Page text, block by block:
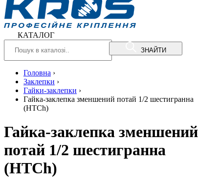
КАТАЛОГ
ЗНАЙТИ
Головна ›
Заклепки ›
Гайки-заклепки ›
Гайка-заклепка зменшений потай 1/2 шестигранна
(HTCh)
Гайка-заклепка зменшений
потай 1/2 шестигранна
(HTCh)